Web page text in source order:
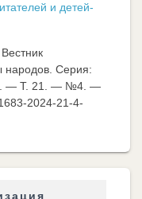
и детей-
народов. Серия:
— Т. 21. — №4. —
2024-21-4-